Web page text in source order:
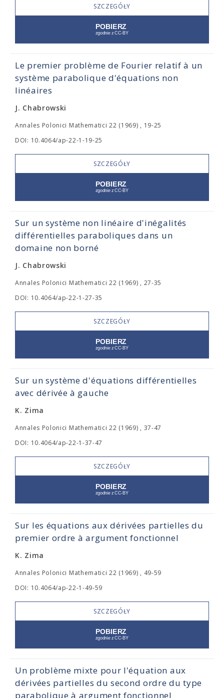
SZCZEGÓŁY
Le premier problème de Fourier relatif à un
système parabolique d'équations non
linéaires
J. Chabrowski
Annales Polonici Mathematici 22 (1969) , 19-25
DOI: 10.4064/ap-22-1-19-25
SZCZEGÓŁY
Sur un système non linéaire d'inégalités
différentielles paraboliques dans un
domaine non borné
J. Chabrowski
Annales Polonici Mathematici 22 (1969) , 27-35
DOI: 10.4064/ap-22-1-27-35
SZCZEGÓŁY
Sur un système d'équations différentielles
avec dérivée à gauche
K. Zima
Annales Polonici Mathematici 22 (1969) , 37-47
DOI: 10.4064/ap-22-1-37-47
SZCZEGÓŁY
Sur les équations aux dérivées partielles du
premier ordre à argument fonctionnel
K. Zima
Annales Polonici Mathematici 22 (1969) , 49-59
DOI: 10.4064/ap-22-1-49-59
SZCZEGÓŁY
Un problème mixte pour l'équation aux
dérivées partielles du second ordre du type
parabolique à argument fonctionnel